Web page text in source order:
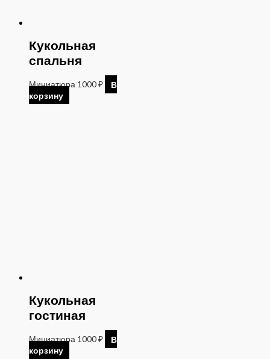
Кукольная
спальня
Миниатюра 1000₽
В
корзину
Кукольная
гостиная
Миниатюра 1000₽
В
корзину